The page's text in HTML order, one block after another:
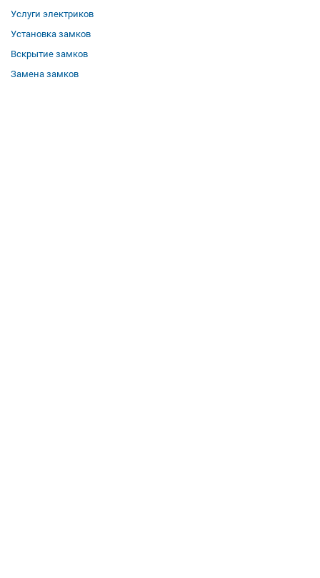
Услуги электриков
Установка замков
Вскрытие замков
Замена замков